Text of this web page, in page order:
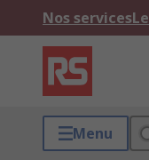
Nos services
Menu